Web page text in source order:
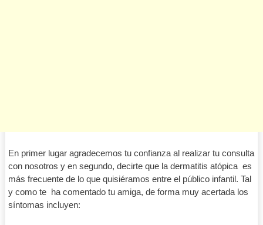
En primer lugar agradecemos tu confianza al realizar tu consulta
con nosotros y en segundo, decirte que la dermatitis atópica es
más frecuente de lo que quisiéramos entre el público infantil. Tal
y como te ha comentado tu amiga, de forma muy acertada los
síntomas incluyen: